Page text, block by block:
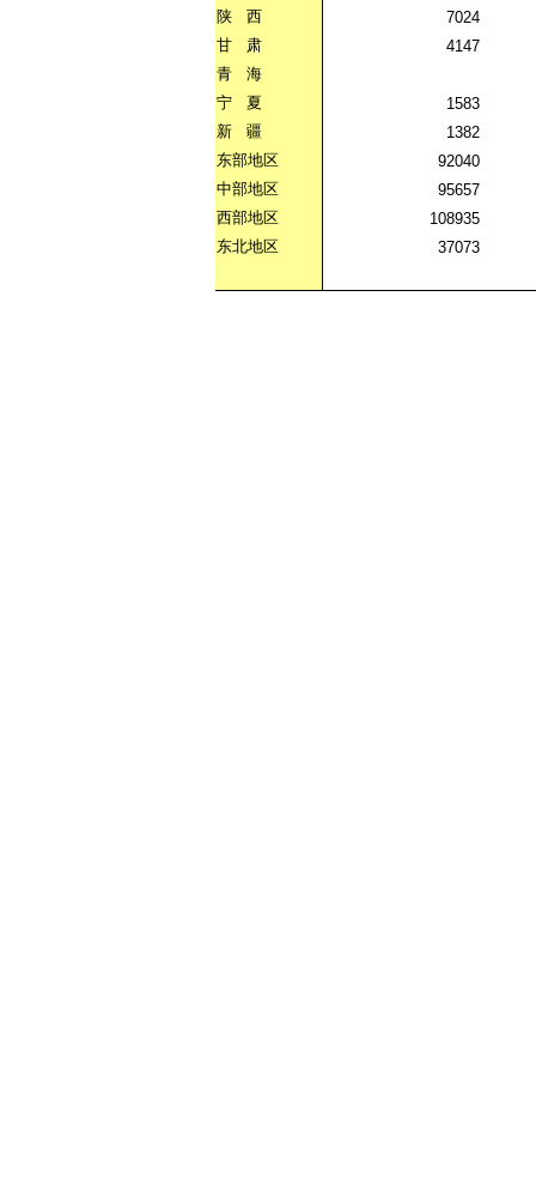
陕
西
7024
甘
肃
4147
青
海
宁
夏
1583
新
疆
1382
东部地区
92040
中部地区
95657
西部地区
108935
东北地区
37073